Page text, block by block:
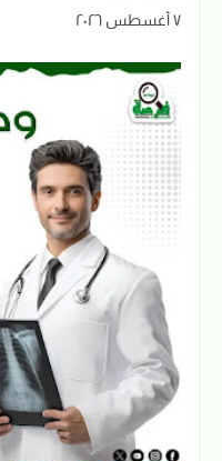
٧ أغسطس ٢٠٢٦